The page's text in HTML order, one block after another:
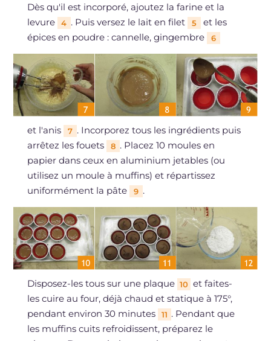
Dès qu'il est incorporé, ajoutez la farine et la
levure
4 . Puis versez le lait en filet 5
et les
épices en poudre : cannelle, gingembre
6
et l'anis 7 . Incorporez tous les ingrédients puis
arrêtez les fouets
8 . Placez 10 moules en
papier dans ceux en aluminium jetables (ou
utilisez un moule à muffins) et répartissez
uniformément la pâte
9 .
Disposez-les tous sur une plaque 10 et faites-
les cuire au four, déjà chaud et statique à 175°,
pendant environ 30 minutes
11 . Pendant que
les muffins cuits refroidissent, préparez le